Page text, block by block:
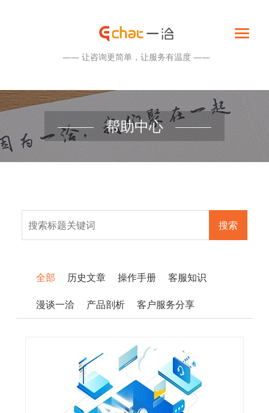
—— 让咨询更简单，让服务有温度 ——
帮助中心
搜索
全部 历史文章 操作手册 客服知识
漫谈一洽 产品剖析 客户服务分享